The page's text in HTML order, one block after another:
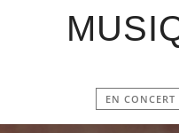
EN CONCERT